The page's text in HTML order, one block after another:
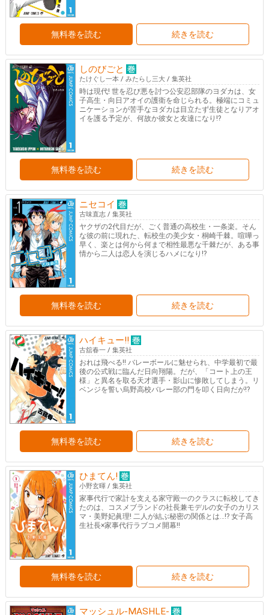
無料巻を読む 続きを読む
しのびごと
たけぐし一本 / みたらし三大 / 集英社
時は現代! 世を忍び悪を討つ公安忍部隊のヨダカは、女
子高生・向日アオイの護衛を命じられる。極端にコミュ
ニケーションが苦手なヨダカは目立たず生徒となりアオ
イを護る予定が、何故か彼女と友達になり!?
無料巻を読む 続きを読む
ニセコイ
古味直志 / 集英社
ヤクザの2代目だが、ごく普通の高校生・一条楽。そん
な彼の前に現れた、転校生の美少女・桐崎千棘。喧嘩っ
早く、楽とは何から何まで相性最悪な千棘だが、ある事
情から二人は恋人を演じるハメになり!?
無料巻を読む 続きを読む
ハイキュー!!
古舘春一 / 集英社
おれは飛べる!! バレーボールに魅せられ、中学最初で最
後の公式戦に臨んだ日向翔陽。だが、「コート上の王
様」と異名を取る天才選手・影山に惨敗してしまう。リ
ベンジを誓い烏野高校バレー部の門を叩く日向だが!?
無料巻を読む 続きを読む
ひまてん!
小野玄暉 / 集英社
家事代行で家計を支える家守殿一のクラスに転校してき
たのは、コスメブランドの社長兼モデルの女子のカリス
マ・美野妃眞理! 二人が結ぶ秘密の関係とは…!? 女子高
生社長×家事代行ラブコメ開幕!!
無料巻を読む 続きを読む
マッシュル-MASHLE-